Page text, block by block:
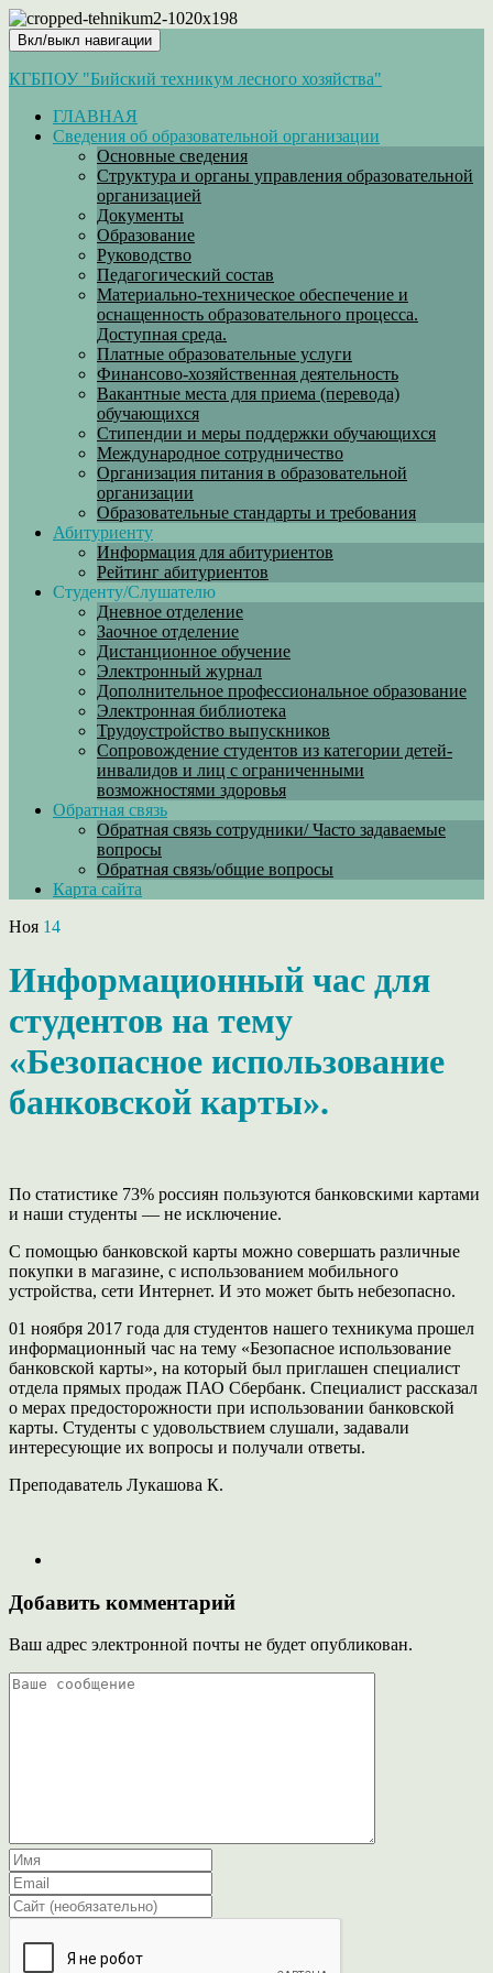
Вкл/выкл навигации
КГБПОУ "Бийский техникум лесного хозяйства"
ГЛАВНАЯ
Сведения об образовательной организации
Основные сведения
Структура и органы управления образовательной
организацией
Документы
Образование
Руководство
Педагогический состав
Материально-техническое обеспечение и
оснащенность образовательного процесса.
Доступная среда.
Платные образовательные услуги
Финансово-хозяйственная деятельность
Вакантные места для приема (перевода)
обучающихся
Стипендии и меры поддержки обучающихся
Международное сотрудничество
Организация питания в образовательной
организации
Образовательные стандарты и требования
Абитуриенту
Информация для абитуриентов
Рейтинг абитуриентов
Студенту/Слушателю
Дневное отделение
Заочное отделение
Дистанционное обучение
Электронный журнал
Дополнительное профессиональное образование
Электронная библиотека
Трудоустройство выпускников
Сопровождение студентов из категории детей-
инвалидов и лиц с ограниченными
возможностями здоровья
Обратная связь
Обратная связь сотрудники/ Часто задаваемые
вопросы
Обратная связь/общие вопросы
Карта сайта
Ноя 14
Информационный час для
студентов на тему
«Безопасное использование
банковской карты».
По статистике 73% россиян пользуются банковскими картами
и наши студенты — не исключение.
С помощью банковской карты можно совершать различные
покупки в магазине, с использованием мобильного
устройства, сети Интернет. И это может быть небезопасно.
01 ноября 2017 года для студентов нашего техникума прошел
информационный час на тему «Безопасное использование
банковской карты», на который был приглашен специалист
отдела прямых продаж ПАО Сбербанк. Специалист рассказал
о мерах предосторожности при использовании банковской
карты. Студенты с удовольствием слушали, задавали
интересующие их вопросы и получали ответы.
Преподаватель Лукашова К.
Добавить комментарий
Ваш адрес электронной почты не будет опубликован.